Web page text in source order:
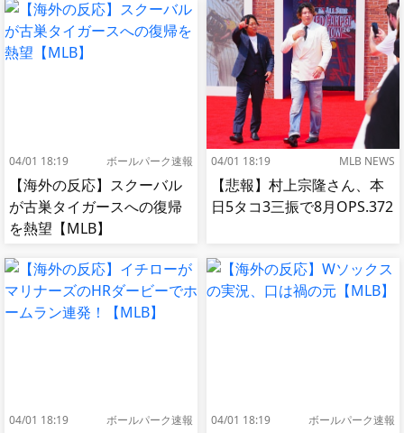
04/01 18:19 ボールパーク速報
【海外の反応】スクーバル
が古巣タイガースへの復帰
を熱望【MLB】
04/01 18:19 MLB NEWS
【悲報】村上宗隆さん、本
日5タコ3三振で8月OPS.372
04/01 18:19 ボールパーク速報 04/01 18:19 ボールパーク速報